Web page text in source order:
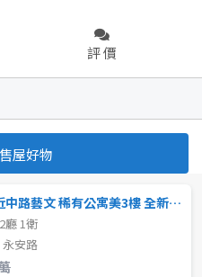
20坪以下
30~40 坪
50~60 坪
70~80 坪
20坪以下
30~40 坪
評 價
屋好物
小檜溪買房 近中路藝文 稀有公寓美3樓 全新整理立即住
廳 1衛
安路